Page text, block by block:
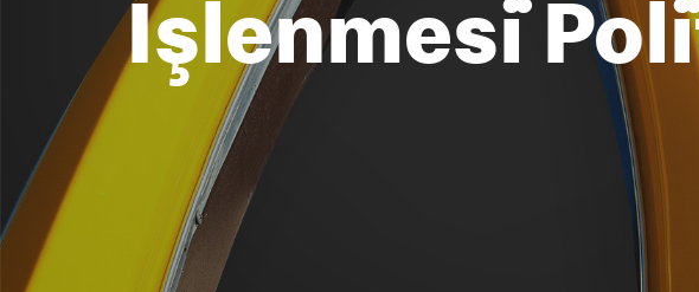
İşlenmesi̇